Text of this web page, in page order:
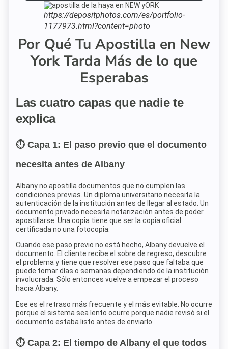
https://depositphotos.com/es/portfolio-
1177973.html?content=photo
Por Qué Tu Apostilla en New
York Tarda Más de lo que
Esperabas
Las cuatro capas que nadie te
explica
⏱️ Capa 1: El paso previo que el documento
necesita antes de Albany
Albany no apostilla documentos que no cumplen las
condiciones previas. Un diploma universitario necesita la
autenticación de la institución antes de llegar al estado. Un
documento privado necesita notarización antes de poder
apostillarse. Una copia tiene que ser la copia oficial
certificada no una fotocopia.
Cuando ese paso previo no está hecho, Albany devuelve el
documento. El cliente recibe el sobre de regreso, descubre
el problema y tiene que resolver ese paso que faltaba que
puede tomar días o semanas dependiendo de la institución
involucrada. Sólo entonces vuelve a empezar el proceso
hacia Albany.
Ese es el retraso más frecuente y el más evitable. No ocurre
porque el sistema sea lento ocurre porque nadie revisó si el
documento estaba listo antes de enviarlo.
⏱️ Capa 2: El tiempo de Albany el que todos